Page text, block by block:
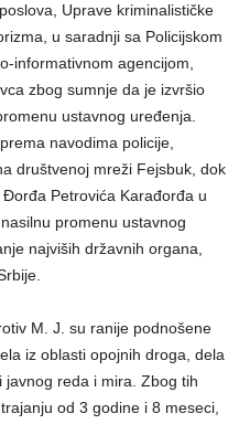
Uprave kriminalističke
u saradnji sa Policijskom
informativnom agencijom,
zbog sumnje da je izvršio
ustavnog uređenja.
navodima policije,
društvenoj mreži Fejsbuk, dok
Petrovića Karađorđa u
promenu ustavnog
najviših državnih organa,
M. J. su ranije podnošene
iz oblasti opojnih droga, dela
reda i mira. Zbog tih
od 3 godine i 8 meseci,